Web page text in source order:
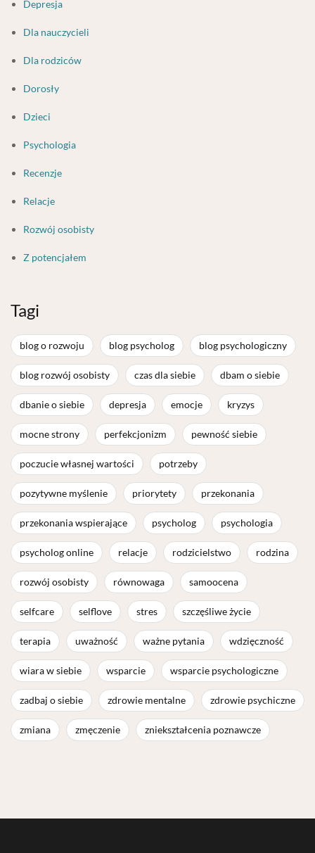
Depresja
Dla nauczycieli
Dla rodziców
Dorosły
Dzieci
Psychologia
Recenzje
Relacje
Rozwój osobisty
Z potencjałem
Tagi
blog o rozwoju blog psycholog blog psychologiczny
blog rozwój osobisty czas dla siebie dbam o siebie
dbanie o siebie depresja emocje kryzys
mocne strony perfekcjonizm pewność siebie
poczucie własnej wartości potrzeby
pozytywne myślenie priorytety przekonania
przekonania wspierające psycholog psychologia
psycholog online relacje rodzicielstwo rodzina
rozwój osobisty równowaga samoocena
selfcare selflove stres szczęśliwe życie
terapia uważność ważne pytania wdzięczność
wiara w siebie wsparcie wsparcie psychologiczne
zadbaj o siebie zdrowie mentalne zdrowie psychiczne
zmiana zmęczenie zniekształcenia poznawcze